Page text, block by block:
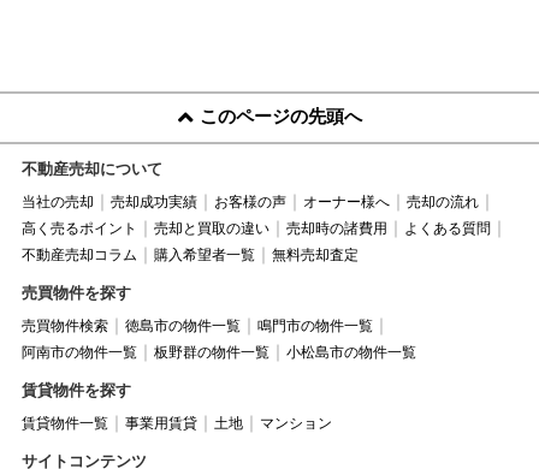
このページの先頭へ
不動産売却について
当社の売却 売却成功実績 お客様の声 オーナー様へ
売却の流れ
高く売るポイント
売却と買取の違い 売却時の諸費用
よくある質問
不動産売却コラム
購入希望者一覧 無料売却査定
売買物件を探す
売買物件検索 徳島市の物件一覧
鳴門市の物件一覧
阿南市の物件一覧
板野群の物件一覧 小松島市の物件一覧
賃貸物件を探す
賃貸物件一覧 事業用賃貸 土地 マンション
サイトコンテンツ